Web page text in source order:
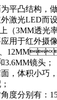
平凸结构，
激光LED而设
3MM透光率
用于红外摄像
镜头；
体积小巧，
有：15度